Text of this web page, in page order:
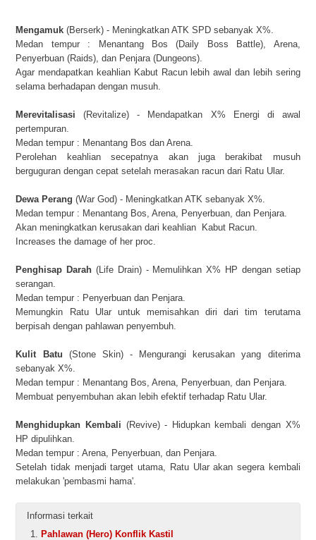
Mengamuk(Berserk) - Meningkatkan ATK SPD sebanyak X%.
Medan tempur : Menantang Bos (Daily Boss Battle), Arena,
Penyerbuan (Raids), dan Penjara (Dungeons).
Agar mendapatkan keahlian Kabut Racun lebih awal dan lebih sering
selama berhadapan dengan musuh.
Merevitalisasi(Revitalize) - Mendapatkan X% Energi di awal
pertempuran.
Medan tempur : Menantang Bos dan Arena.
Perolehan keahlian secepatnya akan juga berakibat musuh
berguguran dengan cepat setelah merasakan racun dari Ratu Ular.
Dewa Perang (War God) - Meningkatkan ATK sebanyak X%.
Medan tempur : Menantang Bos, Arena, Penyerbuan, dan Penjara.
Akan meningkatkan kerusakan dari keahlian Kabut Racun.
Increases the damage of her proc.
Penghisap Darah (Life Drain) - Memulihkan X% HP dengan setiap
serangan.
Medan tempur : Penyerbuan dan Penjara.
Memungkin Ratu Ular untuk memisahkan diri dari tim terutama
berpisah dengan pahlawan penyembuh.
Kulit Batu (Stone Skin) - Mengurangi kerusakan yang diterima
sebanyak X%.
Medan tempur : Menantang Bos, Arena, Penyerbuan, dan Penjara.
Membuat penyembuhan akan lebih efektif terhadap Ratu Ular.
Menghidupkan Kembali (Revive) - Hidupkan kembali dengan X%
HP dipulihkan.
Medan tempur : Arena, Penyerbuan, dan Penjara.
Setelah tidak menjadi target utama, Ratu Ular akan segera kembali
melakukan 'pembasmi hama'.
Informasi terkait
Pahlawan (Hero) Konflik Kastil